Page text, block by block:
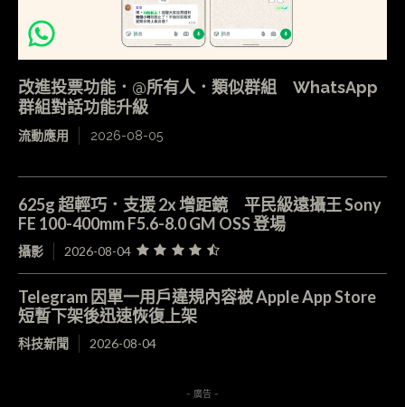
改進投票功能．@所有人．類似群組 WhatsApp
群組對話功能升級
流動應用 2026-08-05
625g 超輕巧．支援 2x 增距鏡 平民級遠攝王 Sony
FE 100-400mm F5.6-8.0 GM OSS 登場
攝影 2026-08-04
Telegram 因單一用戶違規內容被 Apple App Store
短暫下架後迅速恢復上架
科技新聞 2026-08-04
- 廣告 -